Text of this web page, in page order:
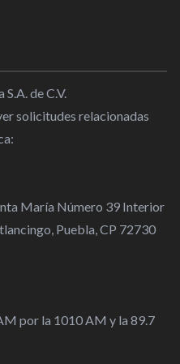
de C.V.
solicitudes relacionadas
María Número 39 Interior
Puebla, CP 72730
por la 1010 AM y la 89.7